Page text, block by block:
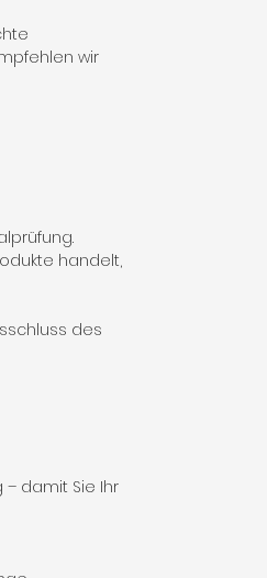
wir
handelt,
des
damit Sie Ihr